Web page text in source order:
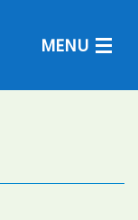
MENU